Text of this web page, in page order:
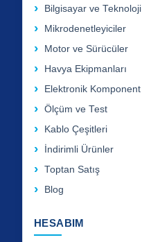
Bilgisayar ve Teknoloji
Mikrodenetleyiciler
Motor ve Sürücüler
Havya Ekipmanları
Elektronik Komponent
Ölçüm ve Test
Kablo Çeşitleri
İndirimli Ürünler
Toptan Satış
Blog
HESABIM